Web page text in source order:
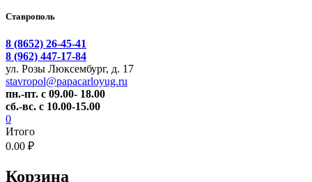
Ставрополь
8 (8652) 26-45-41
8 (962) 447-17-84
ул. Розы Люксембург, д. 17
stavropol@papacarloyug.ru
пн.-пт. с 09.00- 18.00
сб.-вс. с 10.00-15.00
0
Итого
0.00 ₽
Корзина